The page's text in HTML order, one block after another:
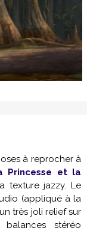
à reprocher à
Princesse et la
texture jazzy. Le
(appliqué à la
très joli relief sur
stéréo